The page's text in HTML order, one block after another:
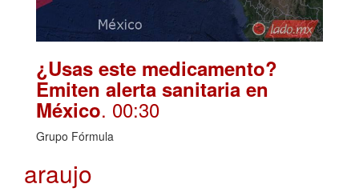
¿Usas este medicamento?
Emiten alerta sanitaria en
México. 00:30
Grupo Fórmula
araujo